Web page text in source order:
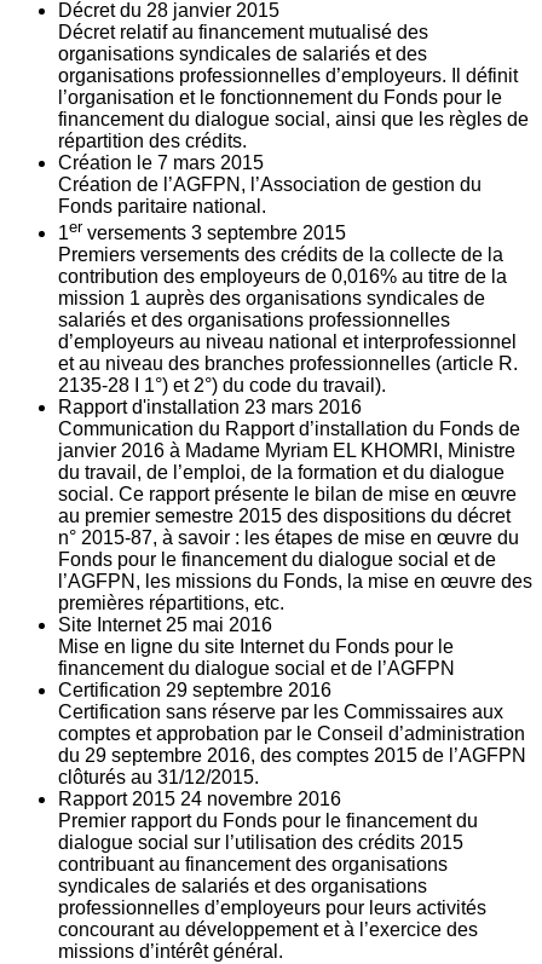
Décret du 28 janvier 2015
Décret relatif au financement mutualisé des
organisations syndicales de salariés et des
organisations professionnelles d’employeurs. Il définit
l’organisation et le fonctionnement du Fonds pour le
financement du dialogue social, ainsi que les règles de
répartition des crédits.
Création le 7 mars 2015
Création de l’AGFPN, l’Association de gestion du
Fonds paritaire national.
1er versements 3 septembre 2015
Premiers versements des crédits de la collecte de la
contribution des employeurs de 0,016% au titre de la
mission 1 auprès des organisations syndicales de
salariés et des organisations professionnelles
d’employeurs au niveau national et interprofessionnel
et au niveau des branches professionnelles (article R.
2135‐28 I 1°) et 2°) du code du travail).
Rapport d'installation 23 mars 2016
Communication du Rapport d’installation du Fonds de
janvier 2016 à Madame Myriam EL KHOMRI, Ministre
du travail, de l’emploi, de la formation et du dialogue
social. Ce rapport présente le bilan de mise en œuvre
au premier semestre 2015 des dispositions du décret
n° 2015-87, à savoir : les étapes de mise en œuvre du
Fonds pour le financement du dialogue social et de
l’AGFPN, les missions du Fonds, la mise en œuvre des
premières répartitions, etc.
Site Internet 25 mai 2016
Mise en ligne du site Internet du Fonds pour le
financement du dialogue social et de l’AGFPN
Certification 29 septembre 2016
Certification sans réserve par les Commissaires aux
comptes et approbation par le Conseil d’administration
du 29 septembre 2016, des comptes 2015 de l’AGFPN
clôturés au 31/12/2015.
Rapport 2015 24 novembre 2016
Premier rapport du Fonds pour le financement du
dialogue social sur l’utilisation des crédits 2015
contribuant au financement des organisations
syndicales de salariés et des organisations
professionnelles d’employeurs pour leurs activités
concourant au développement et à l’exercice des
missions d’intérêt général.